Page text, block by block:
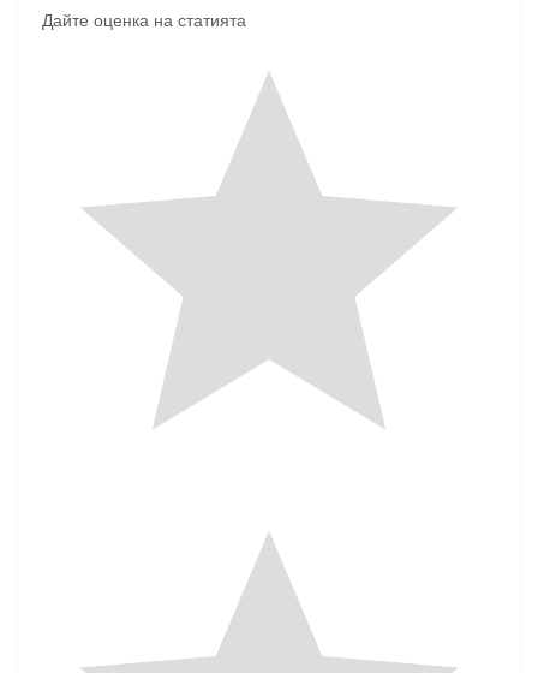
Дайте оценка на статията